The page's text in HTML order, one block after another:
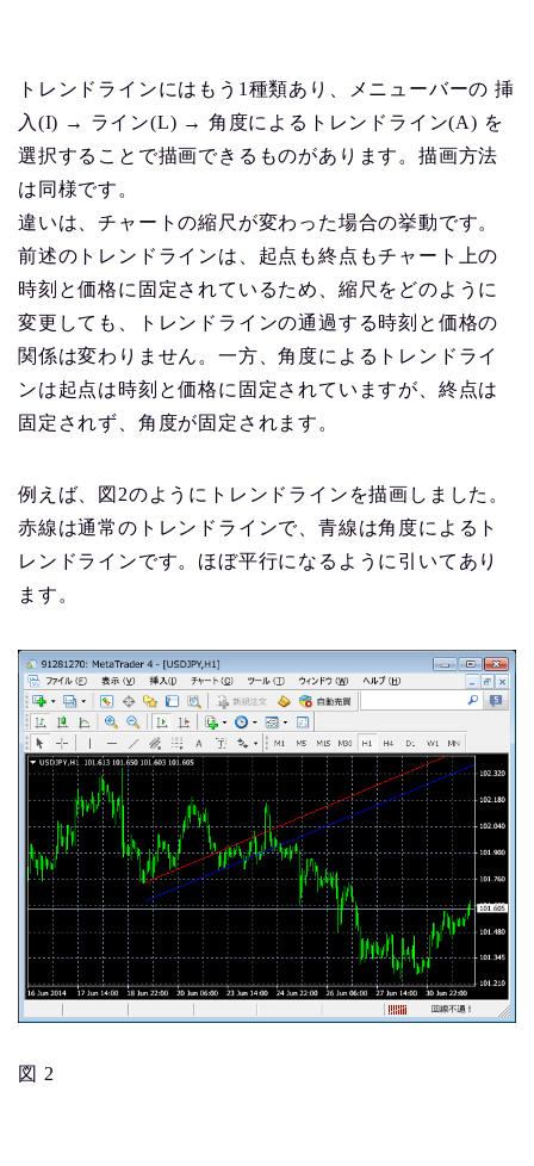
トレンドラインにはもう1種類あり、メニューバーの 挿
入(I) → ライン(L) → 角度によるトレンドライン(A) を
選択することで描画できるものがあります。描画方法
は同様です。
違いは、チャートの縮尺が変わった場合の挙動です。
前述のトレンドラインは、起点も終点もチャート上の
時刻と価格に固定されているため、縮尺をどのように
変更しても、トレンドラインの通過する時刻と価格の
関係は変わりません。一方、角度によるトレンドライ
ンは起点は時刻と価格に固定されていますが、終点は
固定されず、角度が固定されます。
例えば、図2のようにトレンドラインを描画しました。
赤線は通常のトレンドラインで、青線は角度によるト
レンドラインです。ほぼ平行になるように引いてあり
ます。
図 2